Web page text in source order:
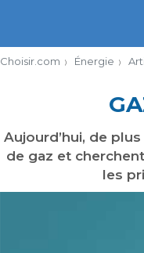
Choisir.com Énergie
Aujourd’hui, de
de gaz et
les